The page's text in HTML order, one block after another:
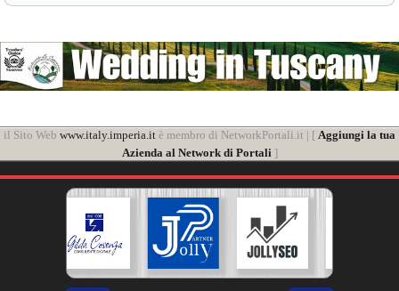
il Sito Web www.italy.imperia.it è membro di NetworkPortali.it | [ Aggiungi la tua
Azienda al Network di Portali]